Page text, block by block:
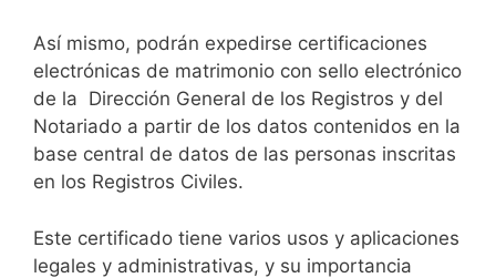
Así mismo, podrán expedirse certificaciones
electrónicas de matrimonio con sello electrónico
de la Dirección General de los Registros y del
Notariado a partir de los datos contenidos en la
base central de datos de las personas inscritas
en los Registros Civiles.
Este certificado tiene varios usos y aplicaciones
legales y administrativas, y su importancia